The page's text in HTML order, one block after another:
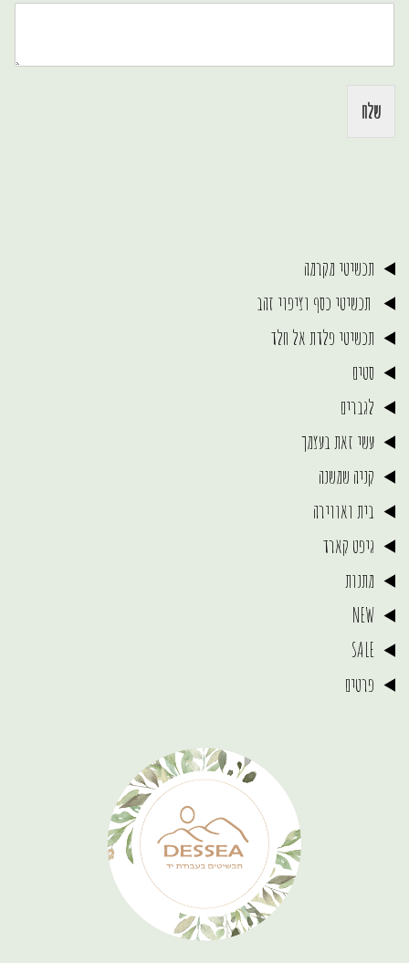
שלח
תכשיטי מקרמה
תכשיטי כסף וציפוי זהב
תכשיטי פלדת אל חלד
סטים
לגברים
עשי זאת בעצמך
קניה שמשנה
בית ואווירה
גיפט קארד
מתנות
NEW
SALE
פרטים